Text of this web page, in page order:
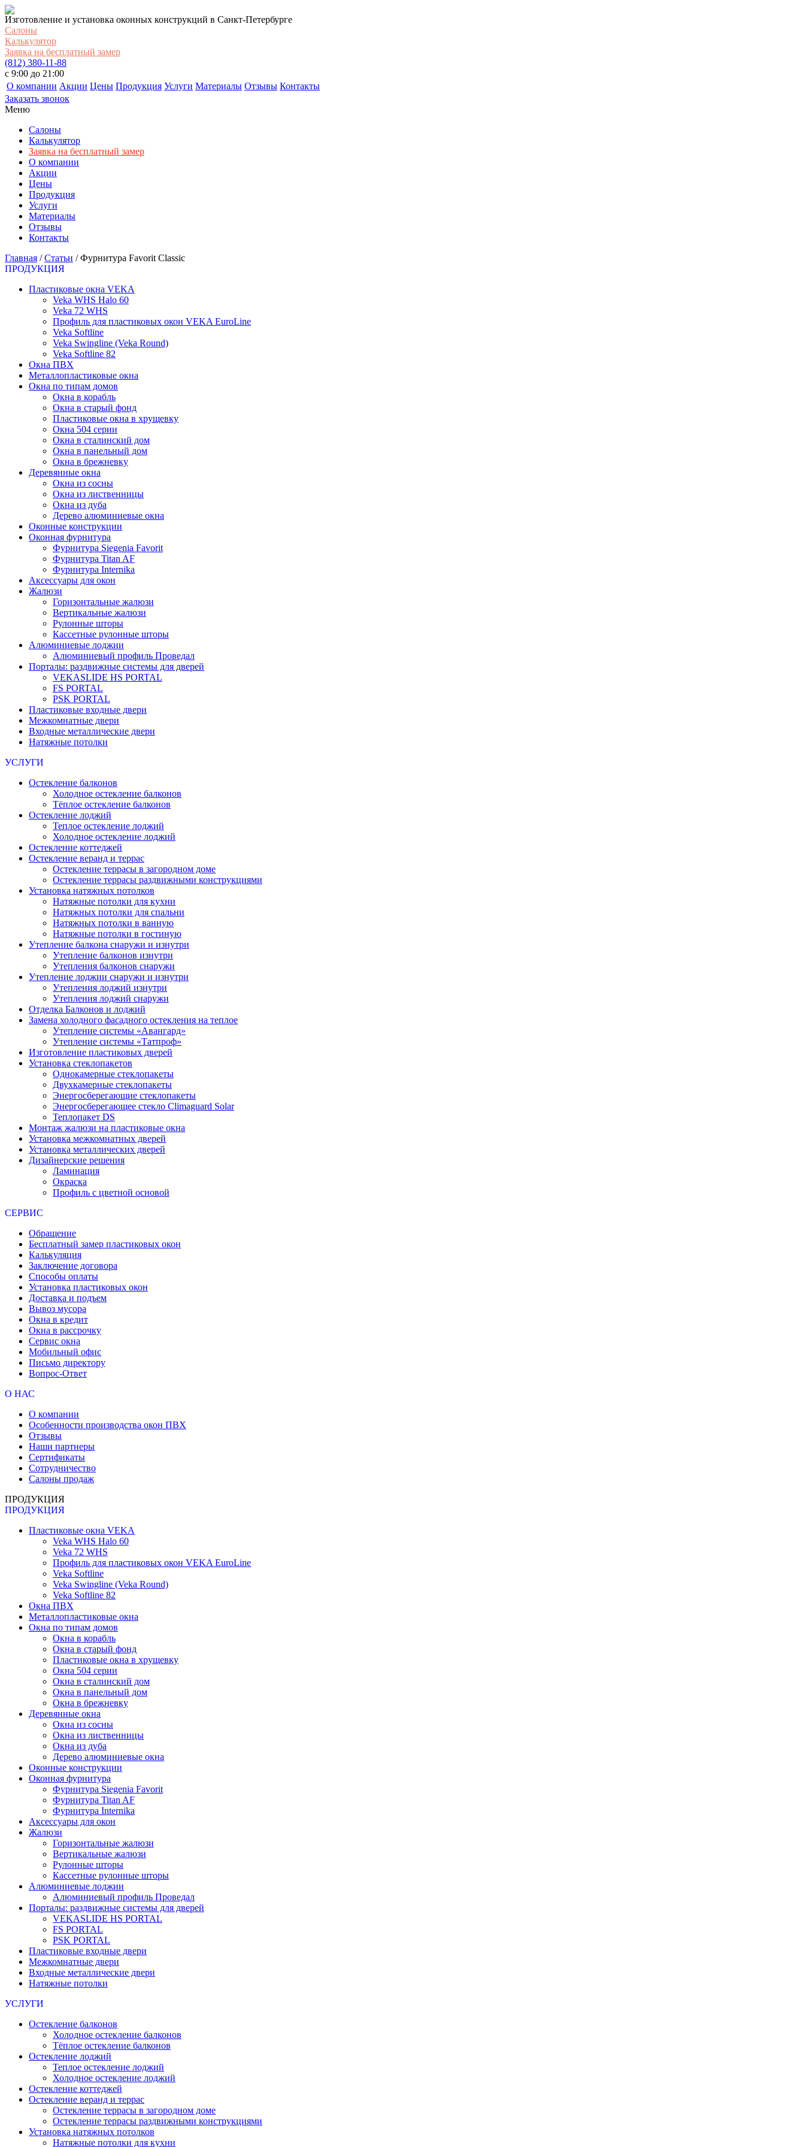
Изготовление и установка оконных конструкций в Санкт-Петербурге
Салоны
Калькулятор
Заявка на бесплатный замер
(812) 380-11-88
c 9:00 до 21:00
О компании Акции Цены Продукция Услуги Материалы Отзывы Контакты
Заказать звонок
Меню
Салоны
Калькулятор
Заявка на бесплатный замер
О компании
Акции
Цены
Продукция
Услуги
Материалы
Отзывы
Контакты
Главная /Статьи /Фурнитура Favorit Classic
ПРОДУКЦИЯ
Пластиковые окна VEKA
Veka WHS Halo 60
Veka 72 WHS
Профиль для пластиковых окон VEKA EuroLine
Veka Softline
Veka Swingline (Veka Round)
Veka Softline 82
Окна ПВХ
Металлопластиковые окна
Окна по типам домов
Окна в корабль
Окна в старый фонд
Пластиковые окна в хрущевку
Окна 504 серии
Окна в сталинский дом
Окна в панельный дом
Окна в брежневку
Деревянные окна
Окна из сосны
Окна из лиственницы
Окна из дуба
Дерево алюминиевые окна
Оконные конструкции
Оконная фурнитура
Фурнитура Siegenia Favorit
Фурнитура Titan AF
Фурнитура Internika
Аксессуары для окон
Жалюзи
Горизонтальные жалюзи
Вертикальные жалюзи
Рулонные шторы
Кассетные рулонные шторы
Алюминиевые лоджии
Алюминиевый профиль Проведал
Порталы: раздвижные системы для дверей
VEKASLIDE HS PORTAL
FS PORTAL
PSK PORTAL
Пластиковые входные двери
Межкомнатные двери
Входные металлические двери
Натяжные потолки
УСЛУГИ
Остекление балконов
Холодное остекление балконов
Тёплое остекление балконов
Остекление лоджий
Теплое остекление лоджий
Холодное остекление лоджий
Остекление коттеджей
Остекление веранд и террас
Остекление террасы в загородном доме
Остекление террасы раздвижными конструкциями
Установка натяжных потолков
Натяжные потолки для кухни
Натяжных потолки для спальни
Натяжных потолки в ванную
Натяжные потолки в гостиную
Утепление балкона снаружи и изнутри
Утепление балконов изнутри
Утепления балконов снаружи
Утепление лоджии снаружи и изнутри
Утепления лоджий изнутри
Утепления лоджий снаружи
Отделка Балконов и лоджий
Замена холодного фасадного остекления на теплое
Утепление системы «Авангард»
Утепление системы «Татпроф»
Изготовление пластиковых дверей
Установка стеклопакетов
Однокамерные стеклопакеты
Двухкамерные стеклопакеты
Энергосберегающие стеклопакеты
Энергосберегающее стекло Climaguard Solar
Теплопакет DS
Монтаж жалюзи на пластиковые окна
Установка межкомнатных дверей
Установка металлических дверей
Дизайнерские решения
Ламинация
Окраска
Профиль с цветной основой
СЕРВИС
Обращение
Бесплатный замер пластиковых окон
Калькуляция
Заключение договора
Способы оплаты
Установка пластиковых окон
Доставка и подъем
Вывоз мусора
Окна в кредит
Окна в рассрочку
Сервис окна
Мобильный офис
Письмо директору
Вопрос-Ответ
О НАС
О компании
Особенности производства окон ПВХ
Отзывы
Наши партнеры
Сертификаты
Сотрудничество
Салоны продаж
ПРОДУКЦИЯ
ПРОДУКЦИЯ
Пластиковые окна VEKA
Veka WHS Halo 60
Veka 72 WHS
Профиль для пластиковых окон VEKA EuroLine
Veka Softline
Veka Swingline (Veka Round)
Veka Softline 82
Окна ПВХ
Металлопластиковые окна
Окна по типам домов
Окна в корабль
Окна в старый фонд
Пластиковые окна в хрущевку
Окна 504 серии
Окна в сталинский дом
Окна в панельный дом
Окна в брежневку
Деревянные окна
Окна из сосны
Окна из лиственницы
Окна из дуба
Дерево алюминиевые окна
Оконные конструкции
Оконная фурнитура
Фурнитура Siegenia Favorit
Фурнитура Titan AF
Фурнитура Internika
Аксессуары для окон
Жалюзи
Горизонтальные жалюзи
Вертикальные жалюзи
Рулонные шторы
Кассетные рулонные шторы
Алюминиевые лоджии
Алюминиевый профиль Проведал
Порталы: раздвижные системы для дверей
VEKASLIDE HS PORTAL
FS PORTAL
PSK PORTAL
Пластиковые входные двери
Межкомнатные двери
Входные металлические двери
Натяжные потолки
УСЛУГИ
Остекление балконов
Холодное остекление балконов
Тёплое остекление балконов
Остекление лоджий
Теплое остекление лоджий
Холодное остекление лоджий
Остекление коттеджей
Остекление веранд и террас
Остекление террасы в загородном доме
Остекление террасы раздвижными конструкциями
Установка натяжных потолков
Натяжные потолки для кухни